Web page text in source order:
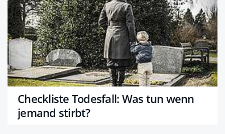
Checkliste Todesfall: Was tun wenn
jemand stirbt?